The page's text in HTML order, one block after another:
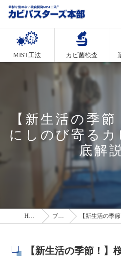
MIST工法 カビ菌検査
【新生活の季
にしのび寄るカ
底解
HOME ブログ 【新生活の季節！】
【新生活の季節！】